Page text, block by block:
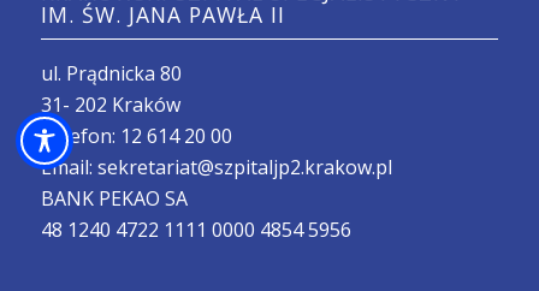
IM. ŚW. JANA PAWŁA II
ul. Prądnicka 80
31- 202 Kraków
Telefon: 12 614 20 00
Email: sekretariat@szpitaljp2.krakow.pl
BANK PEKAO SA
48 1240 4722 1111 0000 4854 5956